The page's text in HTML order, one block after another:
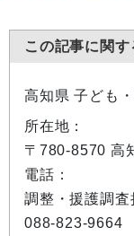
この記事に関
高知県 子ども
所在地：
〒780-8570 高
電話：
調整・援護調査
088-823-9664